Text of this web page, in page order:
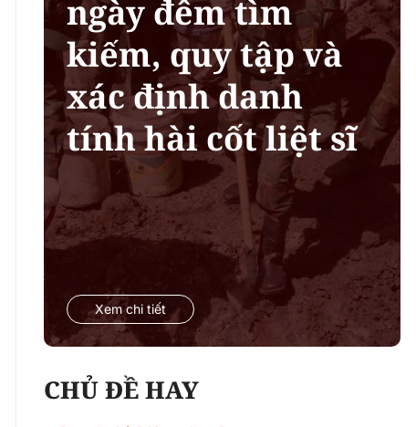
ngày đêm tìm
kiếm, quy tập và
xác định danh
tính hài cốt liệt sĩ
Xem chi tiết
CHỦ ĐỀ HAY